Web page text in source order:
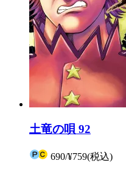
土竜の唄 92
690/¥759(税込)